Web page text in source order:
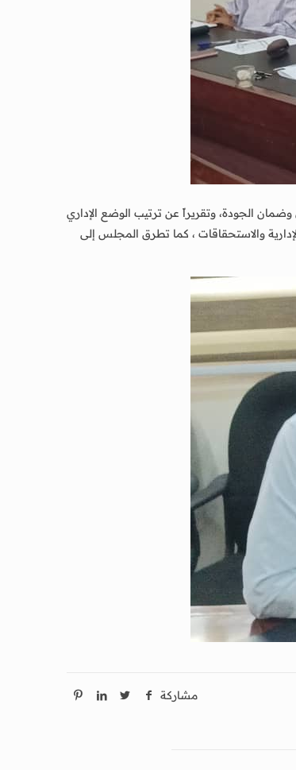
الجودة، وتقريراً عن ترتيب الوضع الإداري
والاستحقاقات ، كما تطرق المجلس إلى
مشاركة